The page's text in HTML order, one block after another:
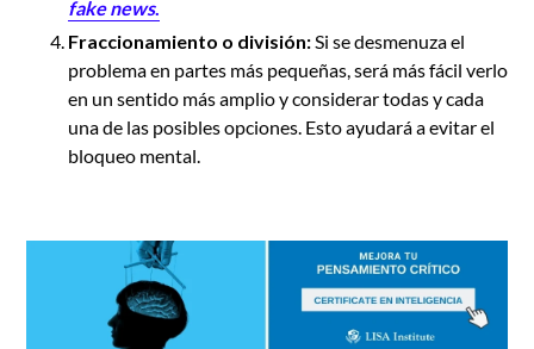
fake news.
Fraccionamiento o división:Si se desmenuza el
problema en partes más pequeñas, será más fácil verlo
en un sentido más amplio y considerar todas y cada
una de las posibles opciones. Esto ayudará a evitar el
bloqueo mental.